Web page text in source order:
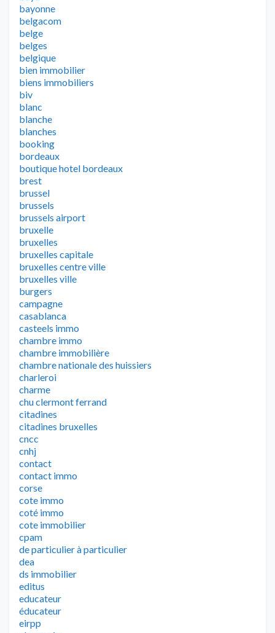
bayonne
belgacom
belge
belges
belgique
bien immobilier
biens immobiliers
biv
blanc
blanche
blanches
booking
bordeaux
boutique hotel bordeaux
brest
brussel
brussels
brussels airport
bruxelle
bruxelles
bruxelles capitale
bruxelles centre ville
bruxelles ville
burgers
campagne
casablanca
casteels immo
chambre immo
chambre immobilière
chambre nationale des huissiers
charleroi
charme
chu clermont ferrand
citadines
citadines bruxelles
cncc
cnhj
contact
contact immo
corse
cote immo
coté immo
cote immobilier
cpam
de particulier à particulier
dea
ds immobilier
editus
educateur
éducateur
eirpp